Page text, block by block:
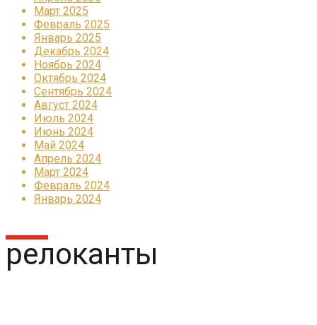
Март 2025
Февраль 2025
Январь 2025
Декабрь 2024
Ноябрь 2024
Октябрь 2024
Сентябрь 2024
Август 2024
Июль 2024
Июнь 2024
Май 2024
Апрель 2024
Март 2024
Февраль 2024
Январь 2024
релоканты